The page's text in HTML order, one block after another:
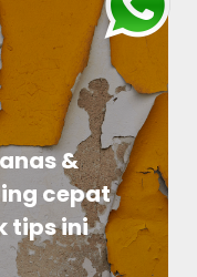
&
cepat
tips ini